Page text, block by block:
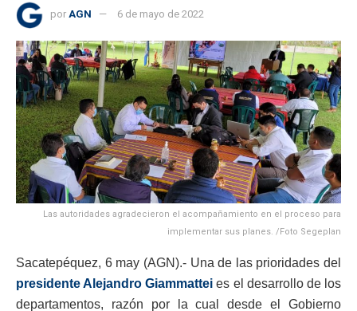
por AGN 6 de mayo de 2022
Las autoridades agradecieron el acompañamiento en el proceso para
implementar sus planes. /Foto Segeplan
Sacatepéquez, 6 may (AGN).- Una de las prioridades del
presidente Alejandro Giammatteies el desarrollo de los
departamentos, razón por la cual desde el Gobierno